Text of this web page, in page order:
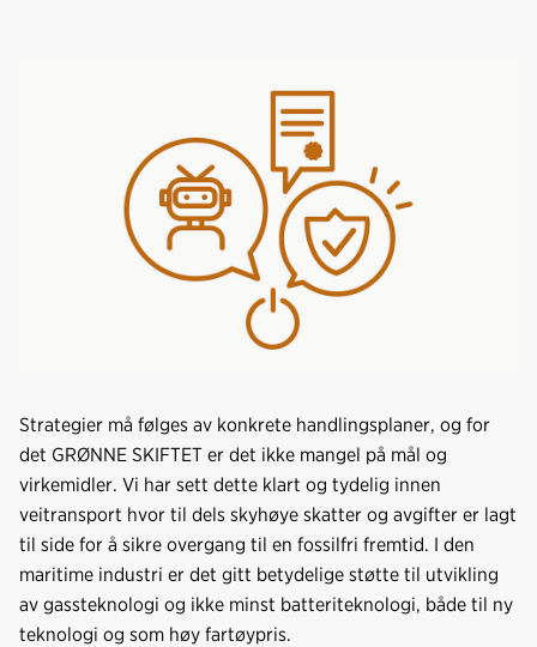
Strategier må følges av konkrete handlingsplaner, og for
det GRØNNE SKIFTET er det ikke mangel på mål og
virkemidler. Vi har sett dette klart og tydelig innen
veitransport hvor til dels skyhøye skatter og avgifter er lagt
til side for å sikre overgang til en fossilfri fremtid. I den
maritime industri er det gitt betydelige støtte til utvikling
av gassteknologi og ikke minst batteriteknologi, både til ny
teknologi og som høy fartøypris.